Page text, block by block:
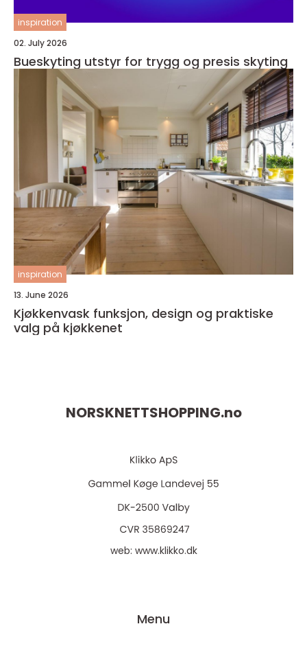
inspiration
02. July 2026
Bueskyting utstyr for trygg og presis skyting
inspiration
13. June 2026
Kjøkkenvask funksjon, design og praktiske
valg på kjøkkenet
NORSKNETTSHOPPING.no
web: www.klikko.dk
Menu